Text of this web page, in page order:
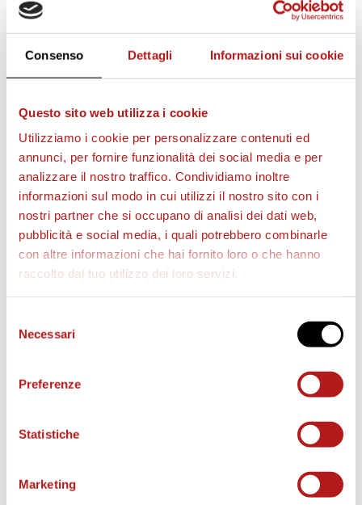
Consenso Dettagli Informazioni sui cookie
Questo sito web utilizza i cookie
Utilizziamo i cookie per personalizzare contenuti ed
annunci, per fornire funzionalità dei social media e per
analizzare il nostro traffico. Condividiamo inoltre
informazioni sul modo in cui utilizzi il nostro sito con i
nostri partner che si occupano di analisi dei dati web,
pubblicità e social media, i quali potrebbero combinarle
con altre informazioni che hai fornito loro o che hanno
raccolto dal tuo utilizzo dei loro servizi.
delNecessari
Preferenze
Statistiche
Marketing
STAGIONE 2026/27
BIGLIETTI